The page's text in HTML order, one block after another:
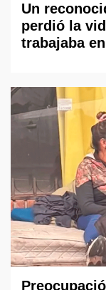
Un
perdió la
trabajaba